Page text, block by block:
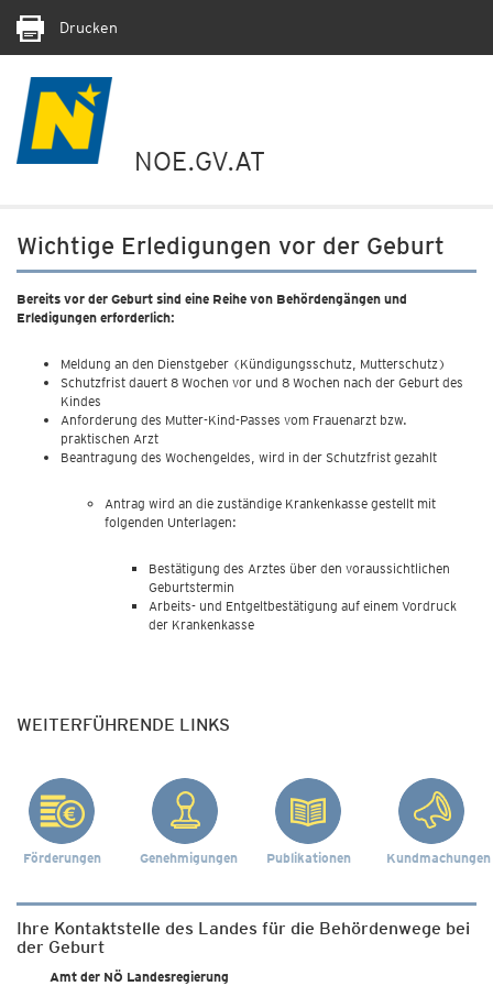
Drucken
NOE.GV.AT
Wichtige Erledigungen vor der Geburt
Bereits vor der Geburt sind eine Reihe von Behördengängen und
Erledigungen erforderlich:
Meldung an den Dienstgeber (Kündigungsschutz, Mutterschutz)
Schutzfrist dauert 8 Wochen vor und 8 Wochen nach der Geburt des
Kindes
Anforderung des Mutter-Kind-Passes vom Frauenarzt bzw.
praktischen Arzt
Beantragung des Wochengeldes, wird in der Schutzfrist gezahlt
Antrag wird an die zuständige Krankenkasse gestellt mit
folgenden Unterlagen:
Bestätigung des Arztes über den voraussichtlichen
Geburtstermin
Arbeits- und Entgeltbestätigung auf einem Vordruck
der Krankenkasse
WEITERFÜHRENDE LINKS
Förderungen Genehmigungen Publikationen Kundmachungen
Ihre Kontaktstelle des Landes für die Behördenwege bei
der Geburt
Amt der NÖ Landesregierung